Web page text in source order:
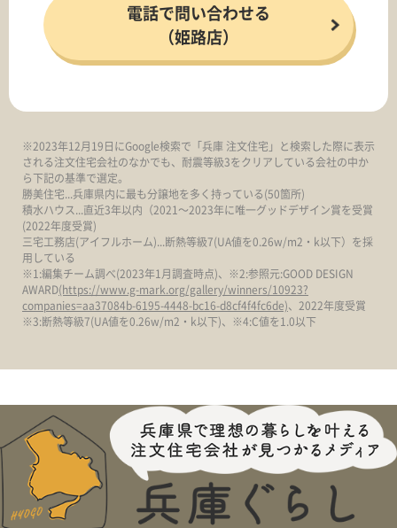
電話で問い合わせる
（姫路店）
※2023年12月19日にGoogle検索で「兵庫 注文住宅」と検索した際に表示
される注文住宅会社のなかでも、耐震等級3をクリアしている会社の中か
ら下記の基準で選定。
勝美住宅...兵庫県内に最も分譲地を多く持っている(50箇所)
積水ハウス...直近3年以内（2021～2023年に唯一グッドデザイン賞を受賞
(2022年度受賞)
三宅工務店(アイフルホーム)...断熱等級7(UA値を0.26w/m2・k以下）を採
用している
※1:編集チーム調べ(2023年1月調査時点)、※2:参照元:GOOD DESIGN
AWARD(https://www.g-mark.org/gallery/winners/10923?
companies=aa37084b-6195-4448-bc16-d8cf4f4fc6de)、2022年度受賞
※3:断熱等級7(UA値を0.26w/m2・k以下)、※4:C値を1.0以下